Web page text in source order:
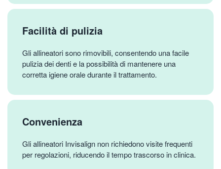
Facilità di pulizia
Gli allineatori sono rimovibili, consentendo una facile
pulizia dei denti e la possibilità di mantenere una
corretta igiene orale durante il trattamento.
Convenienza
Gli allineatori Invisalign non richiedono visite frequenti
per regolazioni, riducendo il tempo trascorso in clinica.